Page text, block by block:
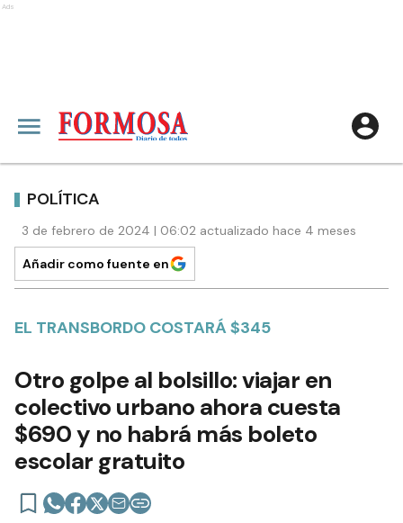
Ads
POLÍTICA
3 de febrero de 2024 | 06:02 actualizado hace 4 meses
Añadir como fuente en
EL TRANSBORDO COSTARÁ $345
Otro golpe al bolsillo: viajar en
colectivo urbano ahora cuesta
$690 y no habrá más boleto
escolar gratuito